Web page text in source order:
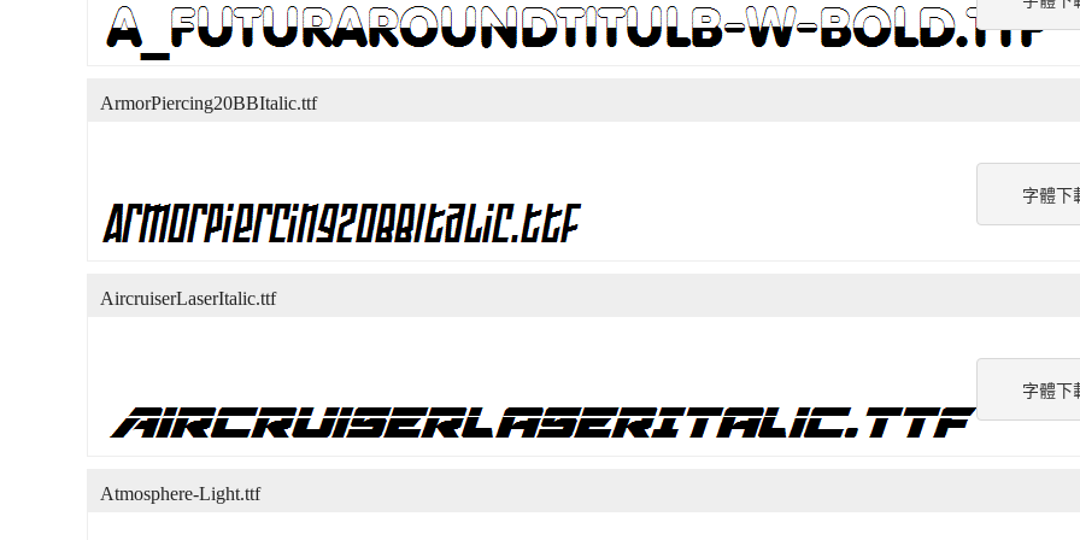
字體下
ArmorPiercing20BBItalic.ttf
字體下
AircruiserLaserItalic.ttf
Atmosphere-Light.ttf